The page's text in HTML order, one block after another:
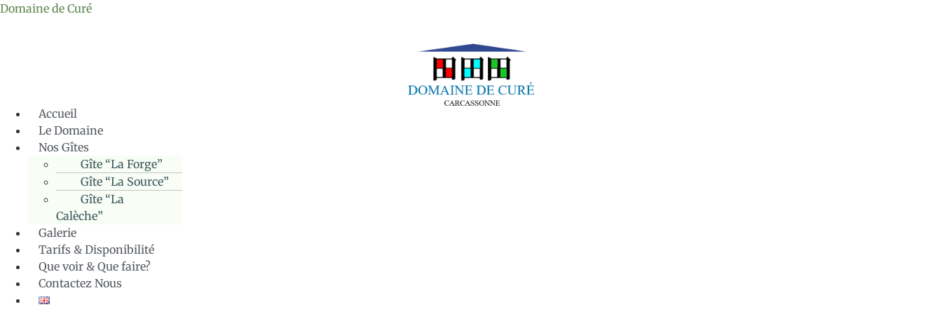
Domaine de Curé
Accueil
Le Domaine
Nos Gîtes
Gîte “La Forge”
Gîte “La Source”
Gîte “La
Calèche”
Galerie
Tarifs & Disponibilité
Que voir & Que faire?
Contactez Nous